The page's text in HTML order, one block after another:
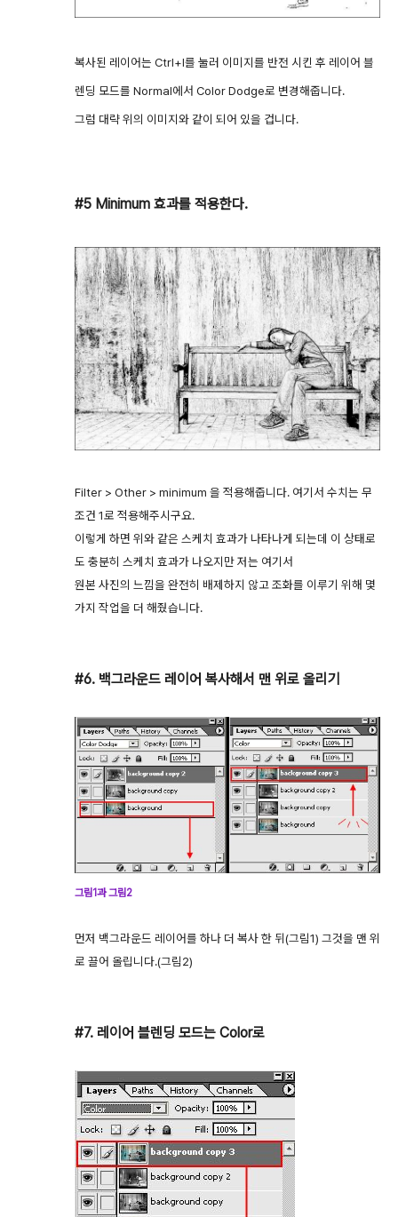
복사된 레이어는 Ctrl+I를 눌러 이미지를 반전 시킨 후 레이어 블
렌딩 모드를 Normal에서 Color Dodge로 변경해줍니다.
그럼 대략 위의 이미지와 같이 되어 있을 겁니다.
#5 Minimum 효과를 적용한다.
Filter > Other > minimum 을 적용해줍니다. 여기서 수치는 무
조건 1로 적용해주시구요.
이렇게 하면 위와 같은 스케치 효과가 나타나게 되는데 이 상태로
도 충분히 스케치 효과가 나오지만 저는 여기서
원본 사진의 느낌을 완전히 배제하지 않고 조화를 이루기 위해 몇
가지 작업을 더 해줬습니다.
#6. 백그라운드 레이어 복사해서 맨 위로 올리기
그림1과 그림2
먼저 백그라운드 레이어를 하나 더 복사 한 뒤(그림1) 그것을 맨 위
로 끌어 올립니다.(그림2)
#7. 레이어 블렌딩 모드는 Color로